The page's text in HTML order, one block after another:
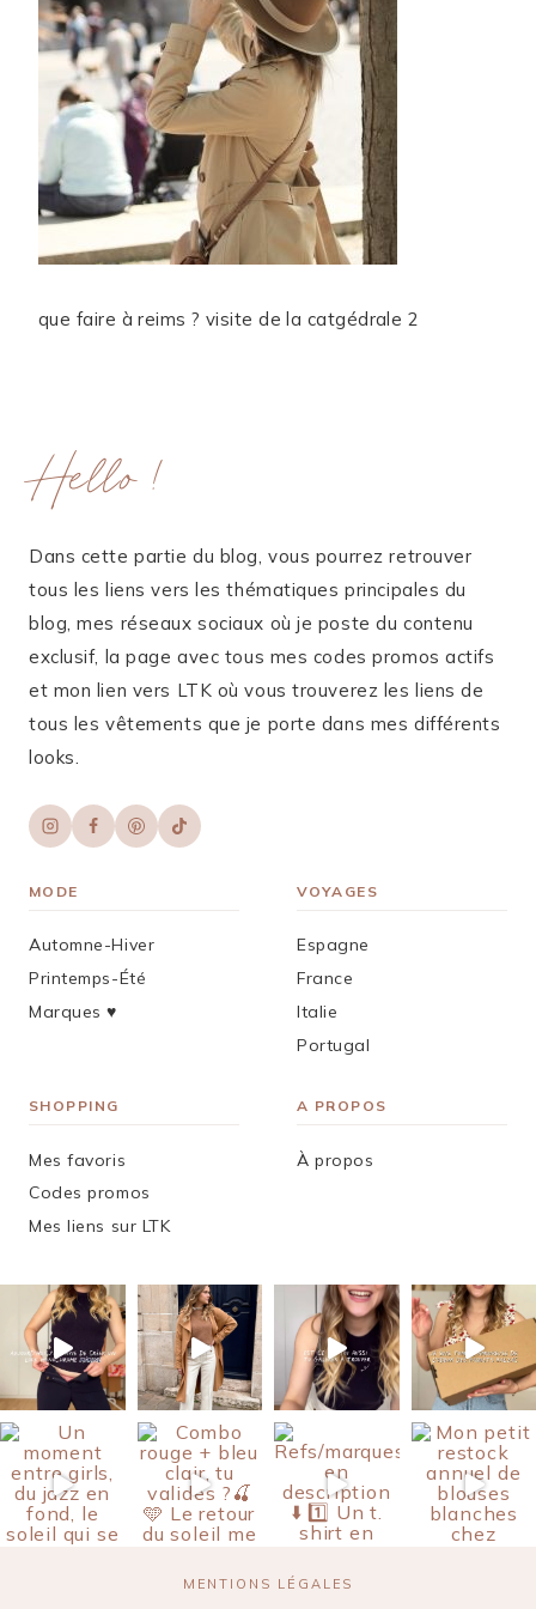
que faire à reims ? visite de la catgédrale 2
Hello !
Dans cette partie du blog, vous pourrez retrouver
tous les liens vers les thématiques principales du
blog, mes réseaux sociaux où je poste du contenu
exclusif, la page avec tous mes codes promos actifs
et mon lien vers LTK où vous trouverez les liens de
tous les vêtements que je porte dans mes différents
looks.
MODE
Automne-Hiver
Printemps-Été
Marques ♥︎
VOYAGES
Espagne
France
Italie
Portugal
SHOPPING
Mes favoris
Codes promos
Mes liens sur LTK
A PROPOS
À propos
MENTIONS LÉGALES